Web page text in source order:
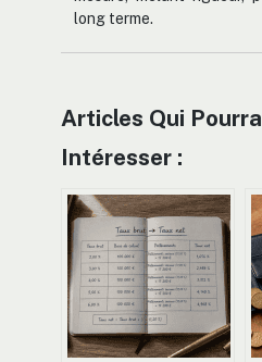
long terme.
Articles Qui
Intéresser :